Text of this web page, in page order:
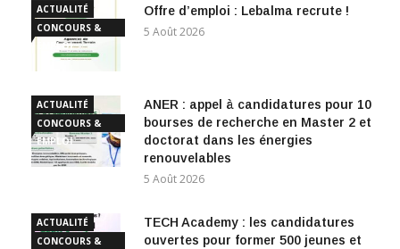
ACTUALITÉ
CONCOURS &
EMPLOI
Offre d’emploi : Lebalma recrute !
5 Août 2026
ACTUALITÉ
CONCOURS &
EMPLOI
ANER : appel à candidatures pour 10
bourses de recherche en Master 2 et
doctorat dans les énergies
renouvelables
5 Août 2026
ACTUALITÉ
CONCOURS &
TECH Academy : les candidatures
ouvertes pour former 500 jeunes et